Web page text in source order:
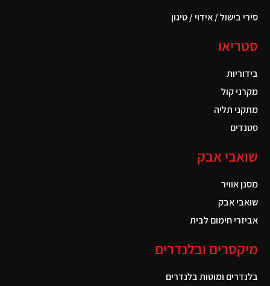
סירי בישול / אידוי / טיגון
סטריאו
בידוריות
מקרני קול
מתקני תליה
סטנדים
שואבי אבק
מסנן אוויר
שואבי אבק
אביזרי חימום לבית
מיקסרים ובלנדרים
בלנדרים ומוטות בלנדרים